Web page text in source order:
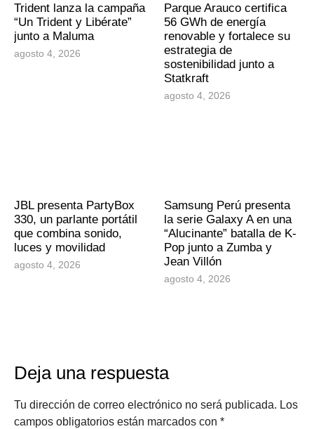
Trident lanza la campaña
“Un Trident y Libérate”
junto a Maluma
agosto 4, 2026
Parque Arauco certifica
56 GWh de energía
renovable y fortalece su
estrategia de
sostenibilidad junto a
Statkraft
agosto 4, 2026
JBL presenta PartyBox
330, un parlante portátil
que combina sonido,
luces y movilidad
agosto 4, 2026
Samsung Perú presenta
la serie Galaxy A en una
“Alucinante” batalla de K-
Pop junto a Zumba y
Jean Villón
agosto 4, 2026
Deja una respuesta
Tu dirección de correo electrónico no será publicada. Los
campos obligatorios están marcados con *